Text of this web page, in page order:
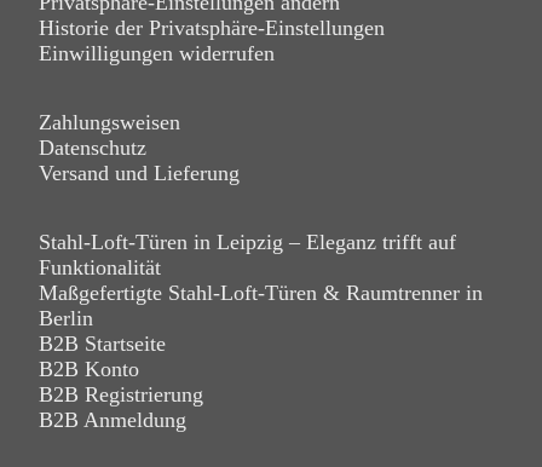
Historie der Privatsphäre-Einstellungen
Einwilligungen widerrufen
Zahlungsweisen
Datenschutz
Versand und Lieferung
Stahl-Loft-Türen in Leipzig – Eleganz trifft auf
Funktionalität
Maßgefertigte Stahl-Loft-Türen & Raumtrenner in
Berlin
B2B Startseite
B2B Konto
B2B Registrierung
B2B Anmeldung